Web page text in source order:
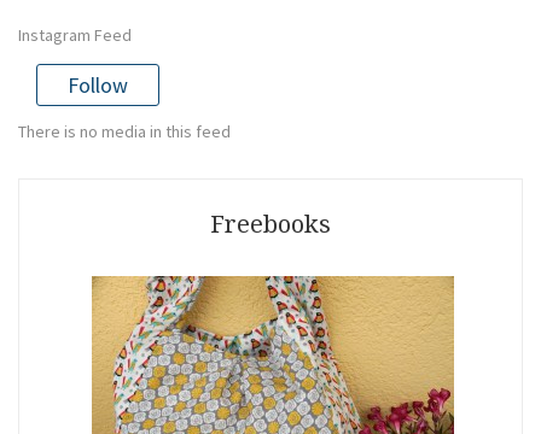
Instagram Feed
Follow
There is no media in this feed
Freebooks